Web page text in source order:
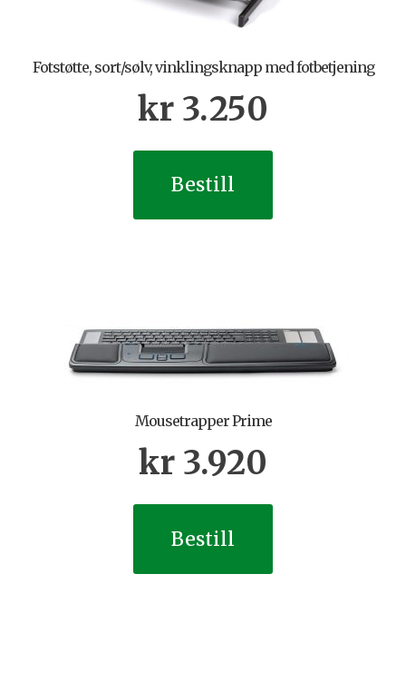
Fotstøtte, sort/sølv, vinklingsknapp med fotbetjening
kr 3.250
Bestill
Mousetrapper Prime
kr 3.920
Bestill